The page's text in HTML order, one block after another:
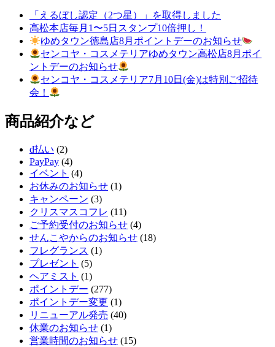
「えるぼし認定（2つ星）」を取得しました
高松本店毎月1〜5日スタンプ10倍押し！
ゆめタウン徳島店8月ポイントデーのお知らせ
センコヤ・コスメテリアゆめタウン高松店8月ポイ
ントデーのお知らせ
センコヤ・コスメテリア7月10日(金)は特別ご招待
会！
商品紹介など
d払い (2)
PayPay (4)
イベント (4)
お休みのお知らせ (1)
キャンペーン (3)
クリスマスコフレ (11)
ご予約受付のお知らせ (4)
せんこやからのお知らせ (18)
フレグランス (1)
プレゼント (5)
ヘアミスト (1)
ポイントデー (277)
ポイントデー変更 (1)
リニューアル発売 (40)
休業のお知らせ (1)
営業時間のお知らせ (15)